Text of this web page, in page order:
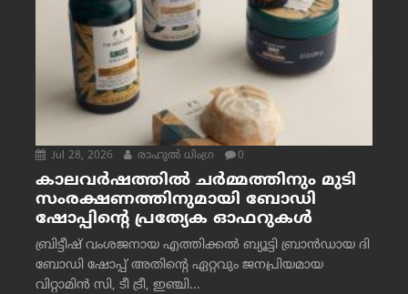
Jul 28, 2026 രാഹുല്‍ ധിംഗ്ര 0
കാലവർഷത്തിൽ ചർമ്മത്തിനും മുടി
സംരക്ഷണത്തിനുമായി ബോഡി
ഷോപ്പിന്റെ പ്രത്യേക ഓഫറുകൾ
ബ്രിട്ടീഷ് വംശജനായ എത്തിക്കൽ ബ്യൂട്ടി ബ്രാൻഡായ ദി
ബോഡി ഷോപ്പ് അതിന്റെ ഏറ്റവും ജനപ്രിയമായ
വിറ്റാമിൻ സി, ടീ ട്രീ, ഇഞ്ചി...